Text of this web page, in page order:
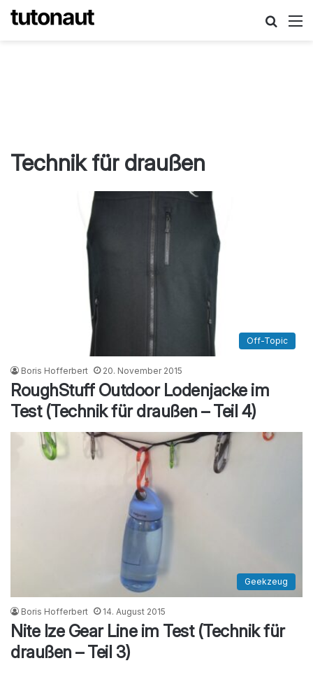
Technik für draußen
Off-Topic
Boris Hofferbert 20. November 2015
RoughStuff Outdoor Lodenjacke im
Test (Technik für draußen – Teil 4)
Geekzeug
Boris Hofferbert 14. August 2015
Nite Ize Gear Line im Test (Technik für
draußen – Teil 3)